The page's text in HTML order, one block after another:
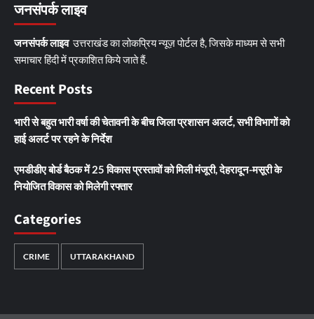
जनसंपर्क लाइव
जनसंपर्क लाइवउत्तराखंड का लोकप्रिय न्यूज़ पोर्टल है, जिसके माध्यम से सभी
समाचार हिंदी में प्रकाशित किये जाते हैं.
Recent Posts
भारी से बहुत भारी वर्षा की चेतावनी के बीच जिला प्रशासन अलर्ट, सभी विभागों को
हाई अलर्ट पर रहने के निर्देश
एमडीडीए बोर्ड बैठक में 25 विकास प्रस्तावों को मिली मंजूरी, देहरादून-मसूरी के
नियोजित विकास को मिलेगी रफ्तार
Categories
CRIME UTTARAKHAND